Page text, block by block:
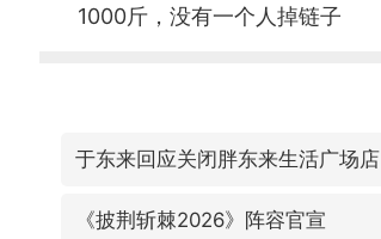
1000斤，没有一个人掉链子
于东来回应关闭胖东来生活广场店
《披荆斩棘2026》阵容官宣